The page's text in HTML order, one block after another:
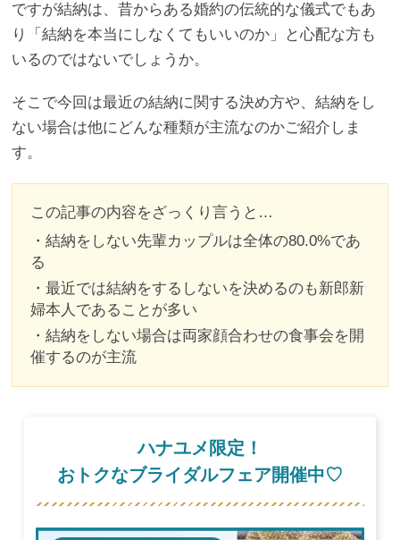
ですが結納は、昔からある婚約の伝統的な儀式でもあ
り「結納を本当にしなくてもいいのか」と心配な方も
いるのではないでしょうか。
そこで今回は最近の結納に関する決め方や、結納をし
ない場合は他にどんな種類が主流なのかご紹介しま
す。
この記事の内容をざっくり言うと…
・結納をしない先輩カップルは全体の80.0%であ
る
・最近では結納をするしないを決めるのも新郎新
婦本人であることが多い
・結納をしない場合は両家顔合わせの食事会を開
催するのが主流
ハナユメ限定！
おトクなブライダルフェア開催中♡